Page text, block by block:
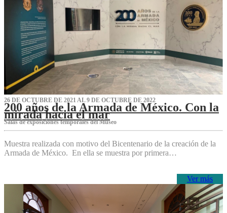
26 DE OCTUBRE DE 2021 AL 9 DE OCTUBRE DE 2022
200 años de la Armada de México. Con la
mirada hacia el mar
Salas de exposiciones temporales del Museo‌
Muestra realizada con motivo del Bicentenario de la creación de la
Armada de México. En ella se muestra por primera…
Ver más